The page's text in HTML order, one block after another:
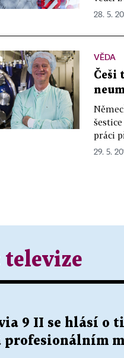
28. 5.
VĚDA
Češi
práci
29. 5.
televize
9 II se hlásí o
profesionálním